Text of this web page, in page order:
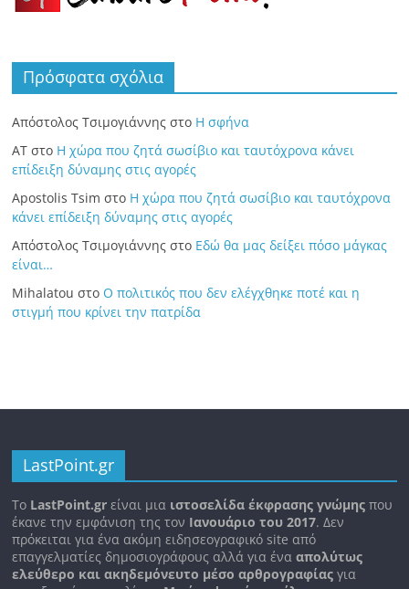
Πρόσφατα σχόλια
Απόστολος Τσιμογιάννης στο Η σφήνα
ΑΤ στο Η χώρα που ζητά σωσίβιο και ταυτόχρονα κάνει
επίδειξη δύναμης στις αγορές
Apostolis Tsim στο Η χώρα που ζητά σωσίβιο και ταυτόχρονα
κάνει επίδειξη δύναμης στις αγορές
Απόστολος Τσιμογιάννης στο Εδώ θα μας δείξει πόσο μάγκας
είναι…
Mihalatou στο Ο πολιτικός που δεν ελέγχθηκε ποτέ και η
στιγμή που κρίνει την πατρίδα
LastPoint.gr
To LastPoint.gr είναι μια ιστοσελίδα έκφρασης γνώμης που
έκανε την εμφάνιση της τον Ιανουάριο του 2017. Δεν
πρόκειται για ένα ακόμη ειδησεογραφικό site από
επαγγελματίες δημοσιογράφους αλλά για ένααπολύτως
ελεύθερο και ακηδεμόνευτο μέσο αρθρογραφίας για